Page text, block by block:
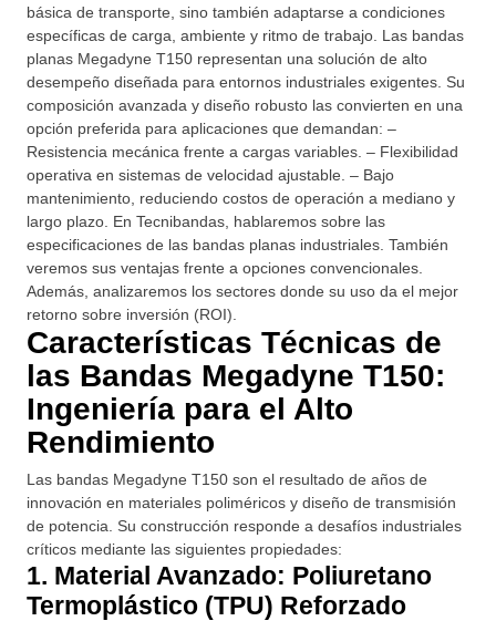
básica de transporte, sino también adaptarse a condiciones
específicas de carga, ambiente y ritmo de trabajo. Las bandas
planas Megadyne T150 representan una solución de alto
desempeño diseñada para entornos industriales exigentes. Su
composición avanzada y diseño robusto las convierten en una
opción preferida para aplicaciones que demandan: –
Resistencia mecánica frente a cargas variables. – Flexibilidad
operativa en sistemas de velocidad ajustable. – Bajo
mantenimiento, reduciendo costos de operación a mediano y
largo plazo. En Tecnibandas, hablaremos sobre las
especificaciones de las bandas planas industriales. También
veremos sus ventajas frente a opciones convencionales.
Además, analizaremos los sectores donde su uso da el mejor
retorno sobre inversión (ROI).
Características Técnicas de
las Bandas Megadyne T150:
Ingeniería para el Alto
Rendimiento
Las bandas Megadyne T150 son el resultado de años de
innovación en materiales poliméricos y diseño de transmisión
de potencia. Su construcción responde a desafíos industriales
críticos mediante las siguientes propiedades:
1. Material Avanzado: Poliuretano
Termoplástico (TPU) Reforzado